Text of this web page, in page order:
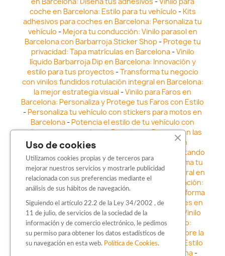
coche en Barcelona: Estilo para tu vehículo - Kits
adhesivos para coches en Barcelona: Personaliza tu
vehículo - Mejora tu conducción: Vinilo parasol en
Barcelona con Barbarroja Sticker Shop- Protege tu
privacidad: Tapa matrículas en Barcelona-Vinilo
líquido Barbarroja Dip en Barcelona: Innovación y
estilo para tus proyectos -Transforma tu negocio
con vinilos fundidos rotulación integral en Barcelona:
la mejor estrategia visual -Vinilo para Faros en
Barcelona: Personaliza y Protege tus Faros con Estilo
- Personaliza tu vehículo con stickers para motos en
Barcelona- Potencia el estilo de tu vehículo con
adhesivos para coche en Barcelona-Destaca en las
calles: Los Mejores stickers para coches en
Vinilo para faros en Barcelona: Resaltando
la Estética y Seguridad del Automóvil- Transforma tu
vehículo con los vinilos fundidos rotulación integral en
Barcelona-Explora la Innovación en Personalización:
Vinilo líquido barbarroja dip en Barcelona
Transforma
tu vehículo con estilo: Kits adhesivos para coches en
Barcelona-Personaliza tu vehículo con estilo: Vinilo
para coche en Barcelona-Destaca con Estilo:
Pegatinas personalizadas en Barcelona -Descubre la
distinción: Los Mejores stickers en Barcelona
Estilo
en movimiento: Sticker para motos en Barcelona-
Uso de cookies
Utilizamos cookies propias y de terceros para
mejorar nuestros servicios y mostrarle publicidad
relacionada con sus preferencias mediante el
análisis de sus hábitos de navegación.
Siguiendo el artículo 22.2 de la Ley 34/2002 , de
11 de julio, de servicios de la sociedad de la
información y de comercio electrónico, le pedimos
su permiso para obtener los datos estadísticos de
su navegación en esta web. Política de Cookies.